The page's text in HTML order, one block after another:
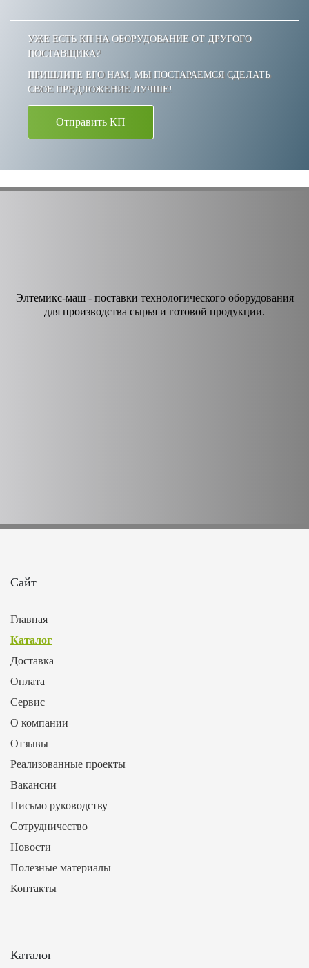
УЖЕ ЕСТЬ КП НА ОБОРУДОВАНИЕ ОТ ДРУГОГО
ПОСТАВЩИКА?
ПРИШЛИТЕ ЕГО НАМ, МЫ ПОСТАРАЕМСЯ СДЕЛАТЬ
СВОЕ ПРЕДЛОЖЕНИЕ ЛУЧШЕ!
Отправить КП
Элтемикс-маш - поставки технологического оборудования
для производства сырья и готовой продукции.
Сайт
Главная
Каталог
Доставка
Оплата
Сервис
О компании
Отзывы
Реализованные проекты
Вакансии
Письмо руководству
Сотрудничество
Новости
Полезные материалы
Контакты
Каталог